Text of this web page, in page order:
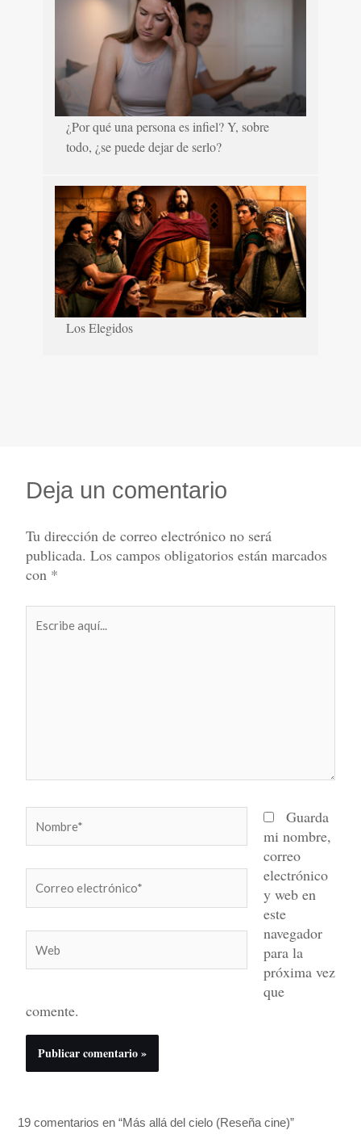
¿Por qué una persona es infiel? Y, sobre
todo, ¿se puede dejar de serlo?
Los Elegidos
Deja un comentario
Tu dirección de correo electrónico no será
publicada. Los campos obligatorios están marcados
con *
aquí...
electrónico*
Guarda
mi nombre,
correo
electrónico
y web en
este
navegador
para la
próxima vez
que
comente.
19 comentarios en “Más allá del cielo (Reseña cine)”